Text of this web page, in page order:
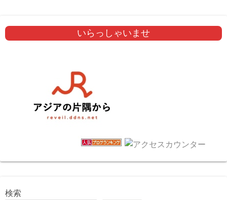
いらっしゃいませ
検索